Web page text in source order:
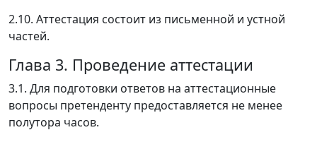
2.10. Аттестация состоит из письменной и устной
частей.
Глава 3. Проведение аттестации
3.1. Для подготовки ответов на аттестационные
вопросы претенденту предоставляется не менее
полутора часов.